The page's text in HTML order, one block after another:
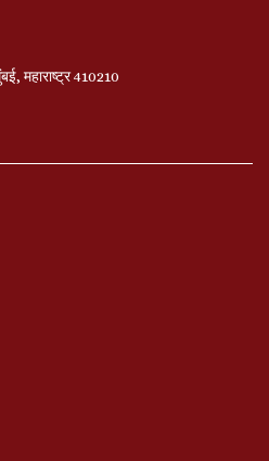
महाराष्ट्र 410210